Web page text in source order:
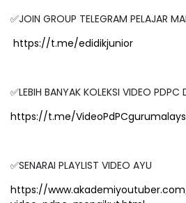
✅JOIN GROUP TELEGRAM PELAJAR
https://t.me/edidikjunior
✅LEBIH BANYAK KOLEKSI VIDEO PDPC
https://t.me/
✅SENARAI PLAYLIST VIDEO AYU
https://